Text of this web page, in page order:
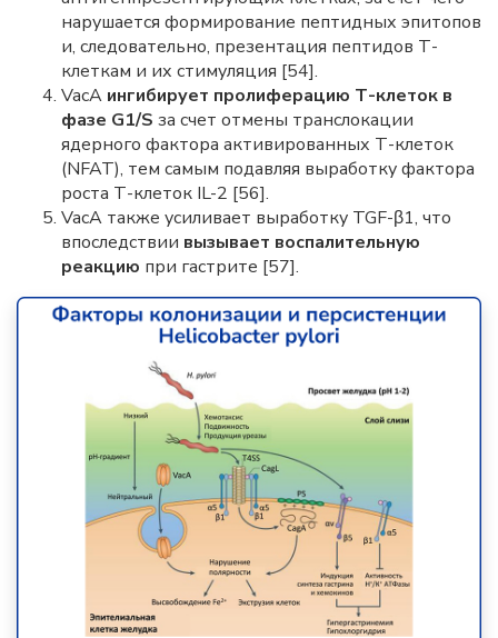
нарушается формирование пептидных эпитопов
и, следовательно, презентация пептидов Т-
клеткам и их стимуляция [54].
VacA ингибирует пролиферацию Т-клеток в
фазе G1/S за счет отмены транслокации
ядерного фактора активированных Т-клеток
(NFAT), тем самым подавляя выработку фактора
роста Т-клеток IL-2 [56].
VacA также усиливает выработку TGF-β1, что
впоследствии вызывает воспалительную
реакцию при гастрите [57].